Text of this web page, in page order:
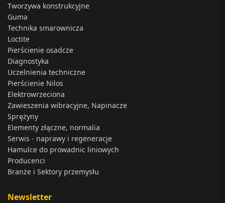
Tworzywa konstrukcyjne
Guma
Technika smarownicza
Loctite
Pierścienie osadcze
Diagnostyka
Uczelnienia techniczne
Pierścienie Nilos
Elektrowrzeciona
Zawieszenia wibracyjne, Napinacze
Sprężyny
Elementy złączne, normalia
Serwis - naprawy i regeneracje
Hamulce do prowadnic liniowych
Producenci
Branże i Sektory przemysłu
Newsletter